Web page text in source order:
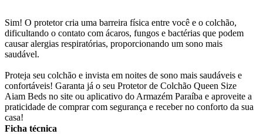
Sim! O protetor cria uma barreira física entre você e o colchão,
dificultando o contato com ácaros, fungos e bactérias que podem
causar alergias respiratórias, proporcionando um sono mais
saudável.
Proteja seu colchão e invista em noites de sono mais saudáveis e
confortáveis! Garanta já o seu Protetor de Colchão Queen Size
Aiam Beds no site ou aplicativo do Armazém Paraíba e aproveite a
praticidade de comprar com segurança e receber no conforto da sua
casa!
Ficha técnica